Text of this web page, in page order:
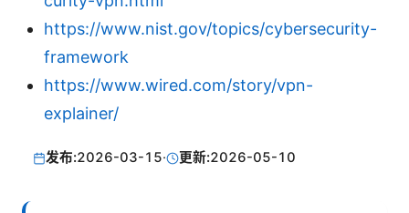
https://www.nist.gov/topics/cybersecurity-
framework
https://www.wired.com/story/vpn-
explainer/
发布:2026-03-15· 更新:2026-05-10